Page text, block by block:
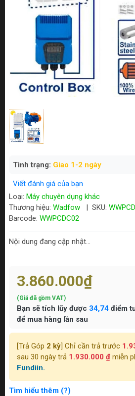
Tình trạng: Giao 1-2 ngày
Viết đánh giá của bạn
Loại: Máy chuyên dụng khác
Thương hiệu: Wadfow SKU:
Barcode: WWPCDC02
Nội dung đang cập nhật...
3.860.000₫
(Giá đã gồm VAT)
Bạn sẽ tích lũy được 34,74 điểm
để mua hàng lần sau
[Trả Góp 2 kỳ ] Chỉ cần trả trước
sau 30 ngày trả 1.930.000 ₫ miễn
Fundiin.
Tìm hiểu thêm (?)